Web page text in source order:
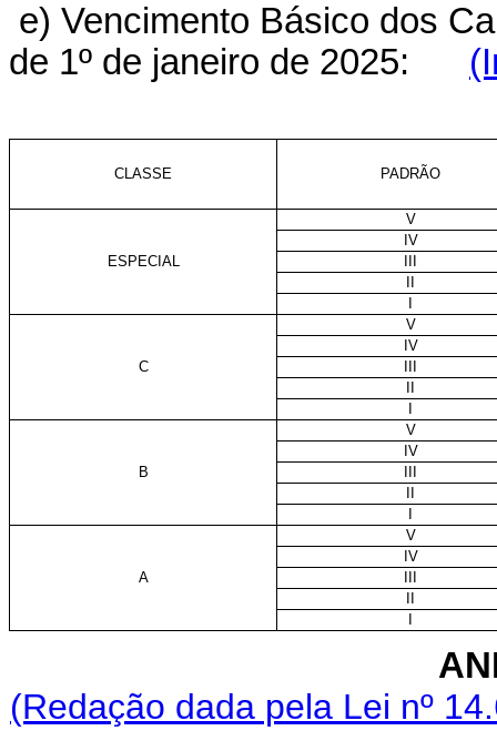
e) Vencimento Básico dos
de 1º de janeiro de 2025:
CLASSE PADRÃO
ESPECIAL
V
IV
C
V
IV
B
V
IV
A
V
IV
(Redação dada pela Lei nº